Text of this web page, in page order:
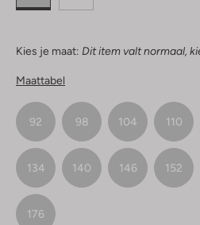
Kies je maat: Dit item valt normaal,
Maattabel
92 98 104 110
134 140 146 152
176